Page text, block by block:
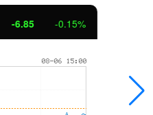
3.42 0.30%